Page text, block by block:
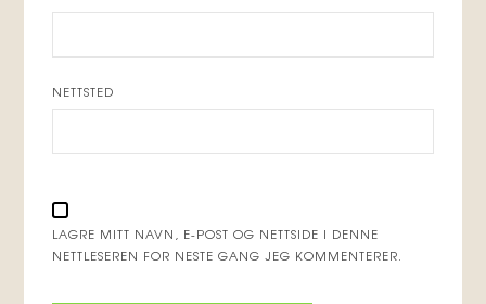
NETTSTED
LAGRE MITT NAVN, E-POST OG NETTSIDE I DENNE
NETTLESEREN FOR NESTE GANG JEG KOMMENTERER.